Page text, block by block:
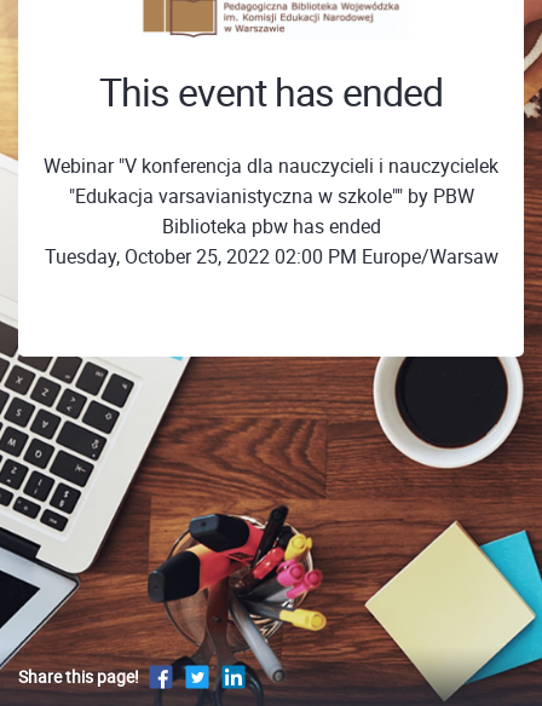
This event has ended
Webinar "V konferencja dla nauczycieli i nauczycielek
"Edukacja varsavianistyczna w szkole"" by PBW
Biblioteka pbw has ended
Tuesday, October 25, 2022 02:00 PM Europe/Warsaw
Share this page!